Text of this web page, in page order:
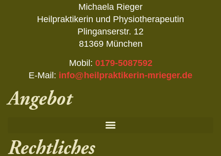
Michaela Rieger
Heilpraktikerin und Physiotherapeutin
Plinganserstr. 12
81369 München
Mobil: 0179-5087592
E-Mail: info@heilpraktikerin-mrieger.de
Angebot
Rechtliches